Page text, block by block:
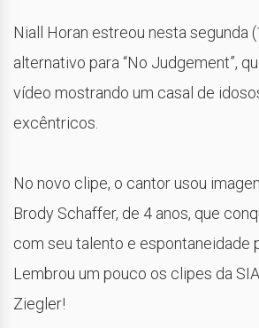
Niall Horan estreou nesta segunda
alternativo para “No Judgement”,
vídeo mostrando um casal de
excêntricos.
No novo clipe, o cantor usou
Brody Schaffer, de 4 anos, que
com seu talento e espontaneidade
Lembrou um pouco os clipes da
Ziegler!